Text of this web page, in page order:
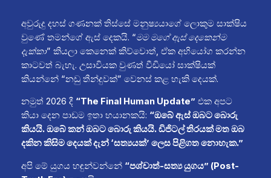
අවුරුදු දහස් ගණනක් තිස්සේ මනුෂ්‍යයාගේ ලොකුම සාක්ෂිය
වුණේ තමන්ගේ ඇස් දෙකයි. “මම මගේ ඇස් දෙකෙන්ම
දැක්කා” කියලා කෙනෙක් කිව්වොත්, ඒක අභියෝග කරන්න
කාටවත් බැහැ. උසාවියක වුණත් වීඩියෝ සාක්ෂියක්
කියන්නේ “නඩු තීන්දුවක්” වෙනස් කළ හැකි දෙයක්.
නමුත් 2026 දී “The Final Human Update” එක අපට
කියා දෙන පාඩම ඉතා භයානකයි: “ඔබේ ඇස් ඔබට බොරු
කියයි. ඔබේ කන් ඔබට බොරු කියයි. ඩිජිටල් තිරයක් මත ඔබ
දකින කිසිම දෙයක් දැන් ‘සත්‍යයක්’ ලෙස පිළිගත නොහැක.”
අපි මේ යුගය හඳුන්වන්නේ “පශ්චාත්-සත්‍ය යුගය” (Post-